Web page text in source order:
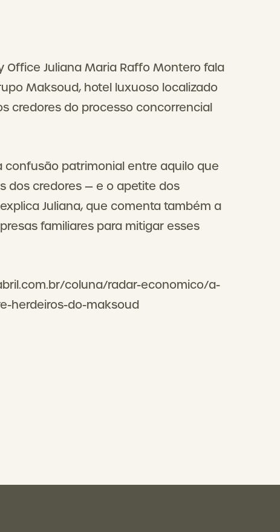
Office Juliana Maria Raffo Montero fala
Maksoud, hotel luxuoso localizado
credores do processo concorrencial
confusão patrimonial entre aquilo que
dos credores — e o apetite dos
Juliana, que comenta também a
familiares para mitigar esses
coluna/radar-economico/a-
herdeiros-do-maksoud